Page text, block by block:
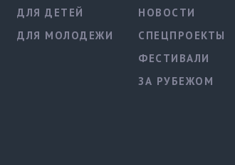
ДЛЯ ДЕТЕЙ
ДЛЯ МОЛОДЕЖИ
НОВОСТИ
СПЕЦПРОЕКТЫ
ФЕСТИВАЛИ
ЗА РУБЕЖОМ